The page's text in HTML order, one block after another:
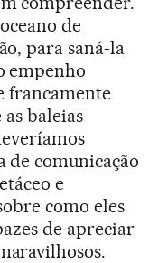
de
para saná-la
empenho
francamente
baleias
de comunicação
e
como eles
de apreciar